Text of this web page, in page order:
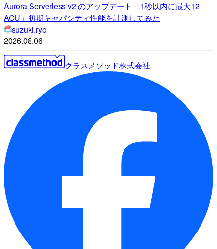
Aurora Serverless v2 のアップデート「1秒以内に最大12
ACU」初期キャパシティ性能を計測してみた
suzuki.ryo
2026.08.06
クラスメソッド株式会社